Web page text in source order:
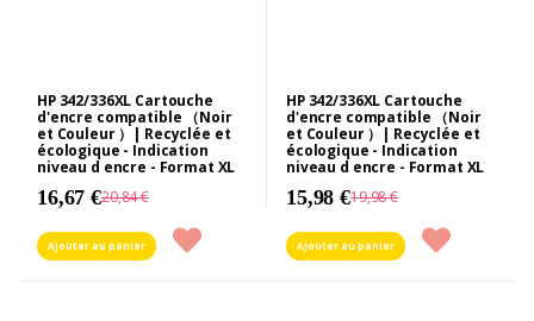
HP 342/336XL Cartouche
d'encre compatible （Noir
et Couleur ）| Recyclée et
écologique - Indication
niveau d encre - Format XL
16,67 €20,84 €
Ajouter au panier
HP 342/336XL Cartouche
d'encre compatible （Noir
et Couleur ）| Recyclée et
écologique - Indication
niveau d encre - Format XL
15,98 €19,98 €
Ajouter au panier